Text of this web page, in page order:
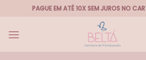
content
PAGUE EM ATÉ 10X SEM JUROS NO